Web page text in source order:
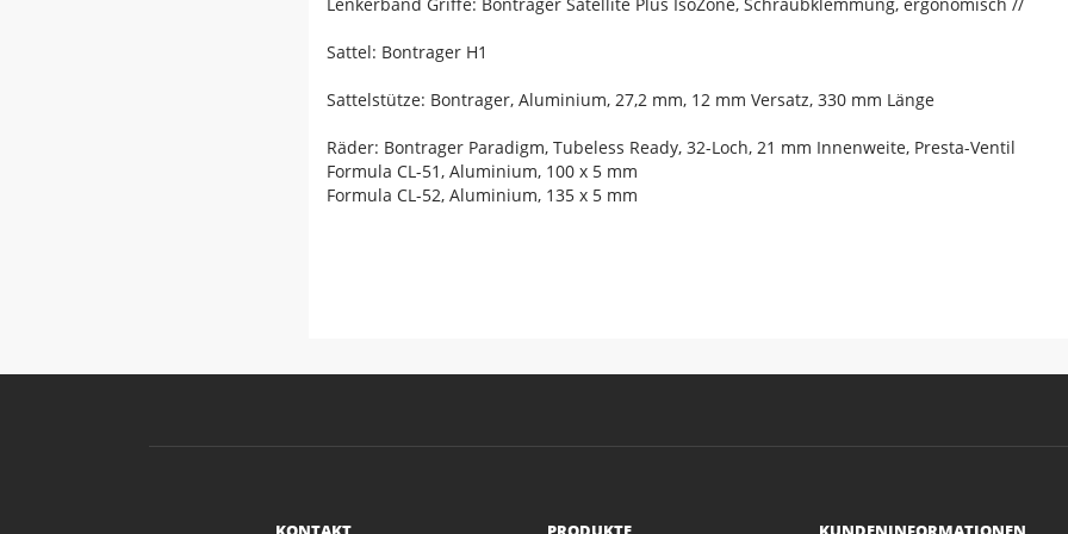
Sattel: Bontrager H1
Sattelstütze: Bontrager, Aluminium, 27,2 mm, 12 mm Versatz, 330 mm Länge
Räder: Bontrager Paradigm, Tubeless Ready, 32-Loch, 21 mm Innenweite, Presta-Ventil
Formula CL-51, Aluminium, 100 x 5 mm
Formula CL-52, Aluminium, 135 x 5 mm